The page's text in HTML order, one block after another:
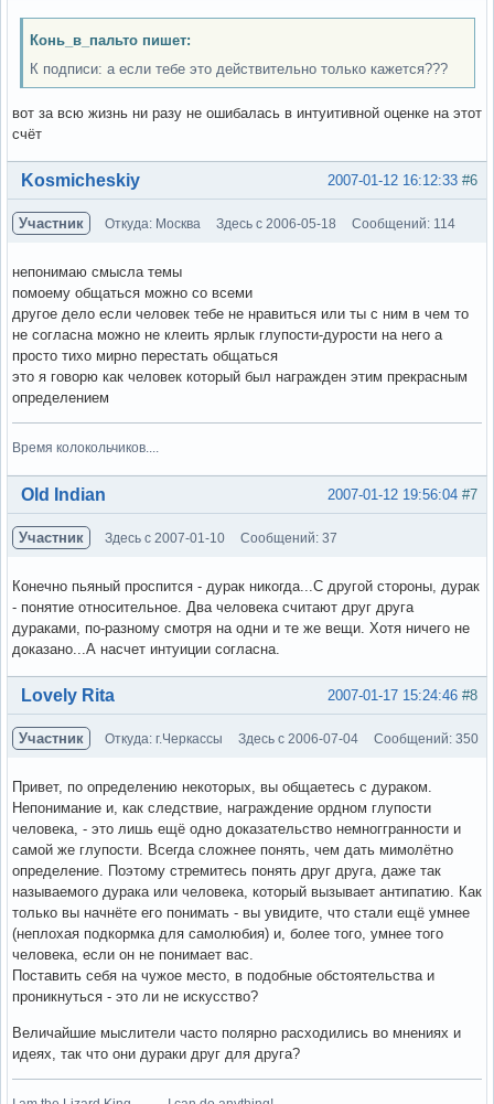
Конь_в_пальто пишет:
К подписи: а если тебе это действительно только кажется???
вот за всю жизнь ни разу не ошибалась в интуитивной оценке на этот
счёт
Вне форума #6
2007-01-12 16:12:33
Kosmicheskiy
Участник Откуда: Москва Здесь с 2006-05-18 Сообщений: 114
непонимаю смысла темы
помоему общаться можно со всеми
другое дело если человек тебе не нравиться или ты с ним в чем то
не согласна можно не клеить ярлык глупости-дурости на него а
просто тихо мирно перестать общаться
это я говорю как человек который был награжден этим прекрасным
определением
Время колокольчиков....
Вне форума #7
2007-01-12 19:56:04
Old Indian
Участник Здесь с 2007-01-10 Сообщений: 37
Конечно пьяный проспится - дурак никогда...С другой стороны, дурак
- понятие относительное. Два человека считают друг друга
дураками, по-разному смотря на одни и те же вещи. Хотя ничего не
доказано...А насчет интуиции согласна.
Вне форума #8
2007-01-17 15:24:46
Lovely Rita
Участник Откуда: г.Черкассы Здесь с 2006-07-04 Сообщений: 350
Привет, по определению некоторых, вы общаетесь с дураком.
Непонимание и, как следствие, награждение ордном глупости
человека, - это лишь ещё одно доказательство немноггранности и
самой же глупости. Всегда сложнее понять, чем дать мимолётно
определение. Поэтому стремитесь понять друг друга, даже так
называемого дурака или человека, который вызывает антипатию. Как
только вы начнёте его понимать - вы увидите, что стали ещё умнее
(неплохая подкормка для самолюбия) и, более того, умнее того
человека, если он не понимает вас.
Поставить себя на чужое место, в подобные обстоятельства и
проникнуться - это ли не искусство?
Величайшие мыслители часто полярно расходились во мнениях и
идеях, так что они дураки друг для друга?